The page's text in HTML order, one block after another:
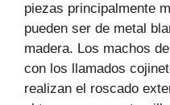
piezas principalmente
pueden ser de metal
madera. Los machos
con los llamados
realizan el roscado